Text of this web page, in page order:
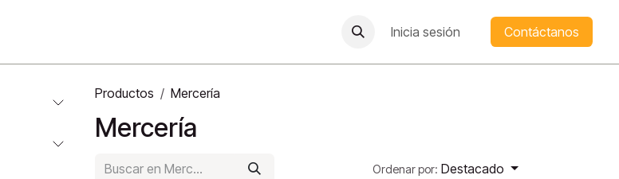
Inicia sesión Contáctanos
Productos Mercería
Mercería
Ordenar por: Destacado